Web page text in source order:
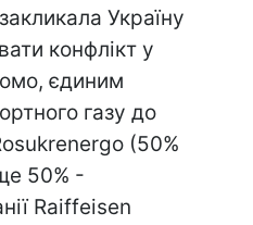
Україну
конфлікт у
єдиним
газу до
(50%
50% -
Raiffeisen